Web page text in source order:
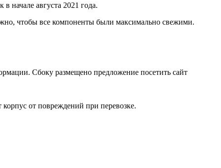
начале августа 2021 года.
чтобы все компоненты были максимально свежими.
Сбоку размещено предложение посетить сайт
от повреждений при перевозке.